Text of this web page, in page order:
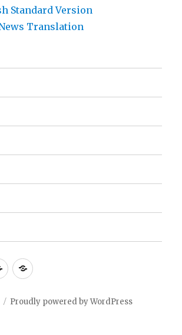
Standard Version
Translation
The
Standard
The
News
Proudly powered by WordPress